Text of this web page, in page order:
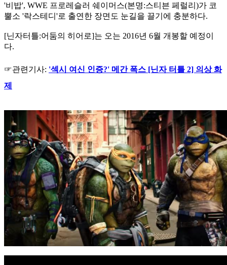
'비밥', WWE 프로레슬러 쉐이머스(본명:스티븐 페럴리)가 코
뿔소 '락스테디'로 출연한 장면도 눈길을 끌기에 충분하다.
[닌자터틀:어둠의 히어로]는 오는 2016년 6월 개봉할 예정이
다.
☞관련기사: '섹시 여신 인증?' 메간 폭스 [닌자 터틀 2] 의상 화
제